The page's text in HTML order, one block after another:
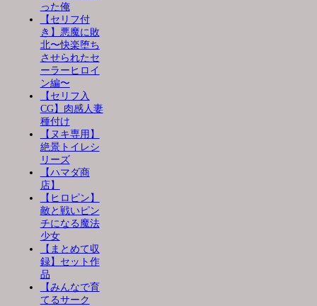
った俺
【セリフ付
き】悪魔に敗
北〜快楽堕ち
させられたセ
ーラーヒロイ
ン編〜
【セリフ入
CG】肉感人妻
種付け
【ヌキ専用】
絶景トイレシ
リーズ
【ハマダ商
店】
【ヒロピン】
敵と戦いピン
チになる魔法
少女
【まとめて収
録】セット作
品
【みんなで育
てるサーク